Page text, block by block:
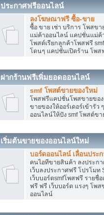
ประกาศฟรีออนไลน์
ลงโฆษณาฟรี ซื้อ-ขาย
ซื้อ ขาย เช่า บริการ โพสข
แม่ค้าออนไลน์ แคปชั่นแม่ค้
โพสต์เรียกลูกค้าโพสฟรี
โดนๆ แคปชั่นเปิดร้าน โพส
ฝากร้านฟรีเพิ่มยอดออนไลน์
smf โพสต์ขายของใหม่
โพสฟรีแคปชั่นโพสขายขอ
ขายของให้ออร์เดอร์เข้ารัว
ออนไลน์ให้ปัง smf โพสต์ข
เริ่มต้นขายของออนไลน์ใหม่
บอร์ดออนไลน์ เลื่อนประ
คนไอทีขายสินค้า ลงประก
เว็บลงประกาศฟรี โปรโมท
เว็บบอร์ดsmfโพสฟรี รายชื่
ฟรี ฟรี เว็บบอร์ด แรงๆ โพ
ออนไลน์